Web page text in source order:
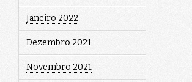
Janeiro 2022
Dezembro 2021
Novembro 2021